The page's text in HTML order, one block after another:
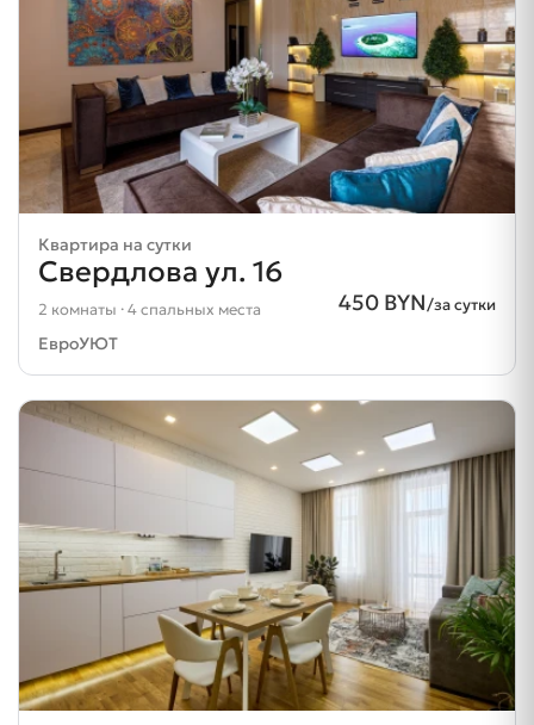
Квартира на сутки
Свердлова ул. 16
450 BYN/за сутки
2 комнаты · 4 спальных места
ЕвроУЮТ